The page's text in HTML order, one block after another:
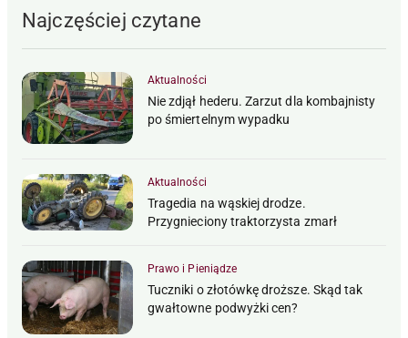
Najczęściej czytane
Aktualności
Nie zdjął hederu. Zarzut dla kombajnisty
po śmiertelnym wypadku
Aktualności
Tragedia na wąskiej drodze.
Przygnieciony traktorzysta zmarł
Prawo i Pieniądze
Tuczniki o złotówkę droższe. Skąd tak
gwałtowne podwyżki cen?